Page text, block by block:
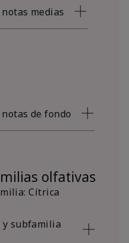
medias
de fondo
olfativas
Cítrica
y subfamilia